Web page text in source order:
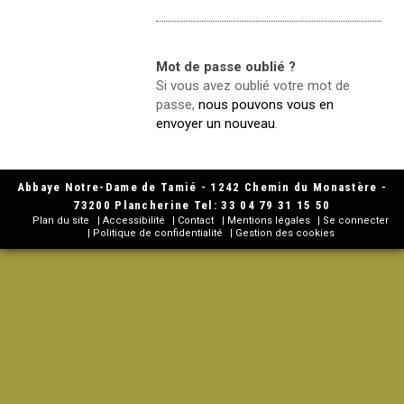
Mot de passe oublié ?
Si vous avez oublié votre mot de
passe, nous pouvons vous en
envoyer un nouveau.
Abbaye Notre-Dame de Tamié - 1242 Chemin du Monastère -
73200 Plancherine Tel: 33 04 79 31 15 50
Plan du site Accessibilité Contact Mentions légales
Se connecter
Politique de confidentialité
Gestion des cookies